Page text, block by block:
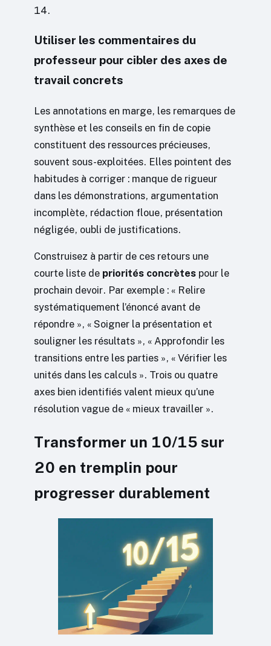
14.
Utiliser les commentaires du
professeur pour cibler des axes de
travail concrets
Les annotations en marge, les remarques de
synthèse et les conseils en fin de copie
constituent des ressources précieuses,
souvent sous-exploitées. Elles pointent des
habitudes à corriger : manque de rigueur
dans les démonstrations, argumentation
incomplète, rédaction floue, présentation
négligée, oubli de justifications.
Construisez à partir de ces retours une
courte liste de priorités concrètes pour le
prochain devoir. Par exemple : « Relire
systématiquement l’énoncé avant de
répondre », « Soigner la présentation et
souligner les résultats », « Approfondir les
transitions entre les parties », « Vérifier les
unités dans les calculs ». Trois ou quatre
axes bien identifiés valent mieux qu’une
résolution vague de « mieux travailler ».
Transformer un 10/15 sur
20 en tremplin pour
progresser durablement